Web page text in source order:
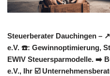
Steuerberater Dauchingen –
e.V. ☎️: Gewinnoptimierung,
EWIV Steuersparmodelle. ➡️
e.V., Ihr ☑️